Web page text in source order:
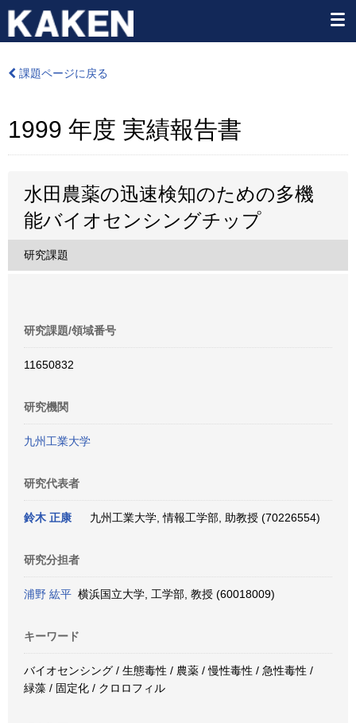
課題ページに戻る
1999 年度 実績報告書
水田農薬の迅速検知のための多機
能バイオセンシングチップ
研究課題
研究課題/領域番号
11650832
研究機関
九州工業大学
研究代表者
鈴木 正康 九州工業大学, 情報工学部, 助教授 (70226554)
研究分担者
浦野 紘平 横浜国立大学, 工学部, 教授 (60018009)
キーワード
バイオセンシング / 生態毒性 / 農薬 / 慢性毒性 / 急性毒性 /
緑藻 / 固定化 / クロロフィル